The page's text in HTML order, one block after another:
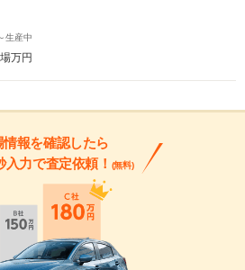
生産中
万円
情報を確認したら
入力で査定依頼！ (無料)